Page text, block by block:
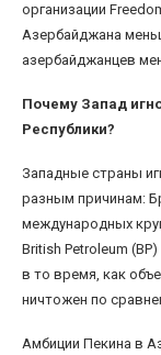
организации
Азербайджана
азербайджанцев
Почему Запад
Республики?
Западные страны
разным причинам:
международных
British Petroleum
в то время, как
ничтожен по
Амбиции Пекина в